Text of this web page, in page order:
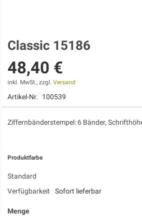
Zum
Anfang
der
Bildgalerie
springen
Classic 15186
48,40 €
inkl. MwSt., zzgl. Versand
Artikel-Nr. 100539
Ziffernbänderstempel: 6 Bänder,
Produktfarbe
Standard
Verfügbarkeit
Sofort lieferbar
Menge